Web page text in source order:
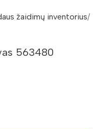
žaidimų inventorius
563480